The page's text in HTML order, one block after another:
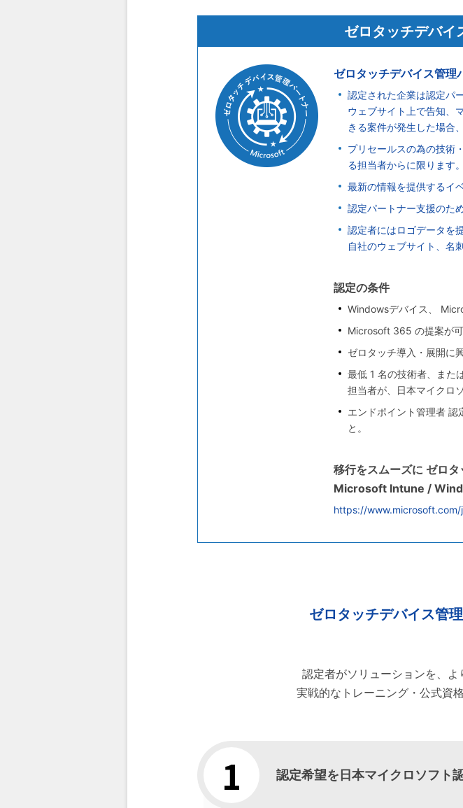
ゼロタッチデバイ
ゼロタッチデバイス管理
認定された企業は認定パ
ウェブサイト上で告知、
きる案件が発生した場合
プリセールスの為の技術
る担当者からに限ります
最新の情報を提供するイ
認定パートナー支援のた
認定者にはロゴデータを
自社のウェブサイト、名
認定の条件
Windowsデバイス、
Microsoft 365 の提案が可
ゼロタッチ導入・展開に
最低 1 名の技術者、また
担当者が、日本マイクロ
エンドポイント管理者 認
と。
移行をスムーズに ゼロ
Microsoft Intune /
https://
ゼロタッチデバイス管
認定者がソリューションを、
実戦的なトレーニング・公式資
認定希望を日本マイクロソフト